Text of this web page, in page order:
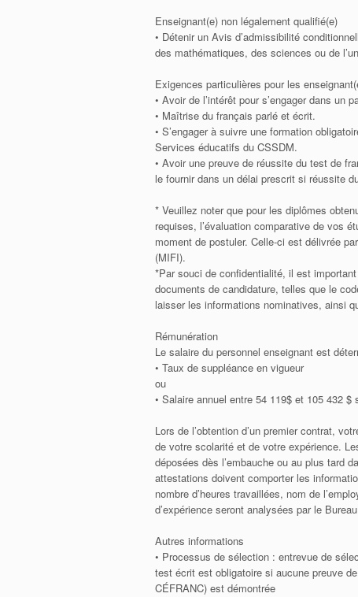
Enseignant(e) non légalement qualifié(e)
• Détenir un Avis d’admissibilité
des mathématiques, des sciences ou de
Exigences particulières pour les
• Avoir de l’intérêt pour s’engager dans un
• Maîtrise du français parlé et écrit.
• S’engager à suivre une formation
Services éducatifs du CSSDM.
• Avoir une preuve de réussite du test de
le fournir dans un délai prescrit si réussite
* Veuillez noter que pour les diplômes
requises, l’évaluation comparative de vos
moment de postuler. Celle-ci est délivrée
(MIFI).
*Par souci de confidentialité, il est
documents de candidature, telles que le
laisser les informations nominatives, ainsi
Rémunération
Le salaire du personnel enseignant est
• Taux de suppléance en vigueur
ou
• Salaire annuel entre 54 119$ et 105 432
Lors de l’obtention d’un premier contrat,
de votre scolarité et de votre expérience.
déposées dès l’embauche ou au plus tard
attestations doivent comporter les
nombre d’heures travaillées, nom de
d’expérience seront analysées par le
Autres informations
• Processus de sélection : entrevue de
test écrit est obligatoire si aucune preuve
CÉFRANC) est démontrée